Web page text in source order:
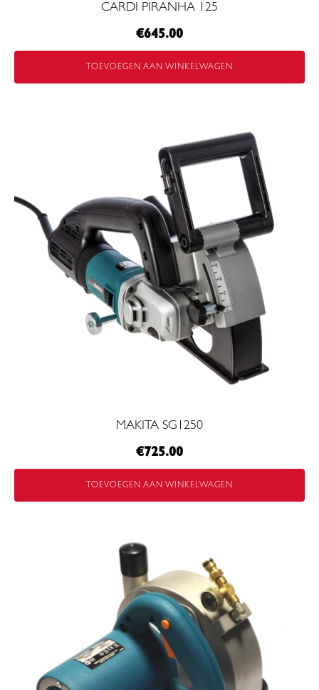
CARDI PIRANHA 125
€645.00
TOEVOEGEN AAN WINKELWAGEN
MAKITA SG1250
€725.00
TOEVOEGEN AAN WINKELWAGEN